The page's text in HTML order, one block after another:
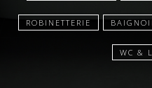
ROBINETTERIE
WC &